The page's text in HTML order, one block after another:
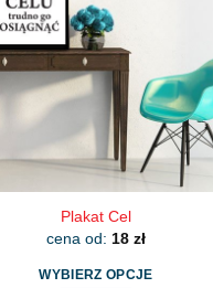
Plakat Cel
cena od: 18 zł
WYBIERZ OPCJE